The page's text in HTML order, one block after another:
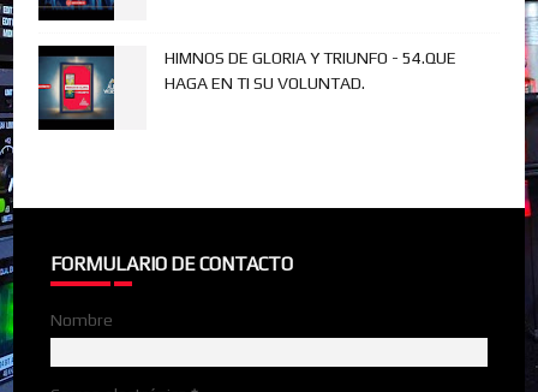
HIMNOS DE GLORIA Y TRIUNFO - 54.QUE
HAGA EN TI SU VOLUNTAD.
FORMULARIO DE CONTACTO
Nombre